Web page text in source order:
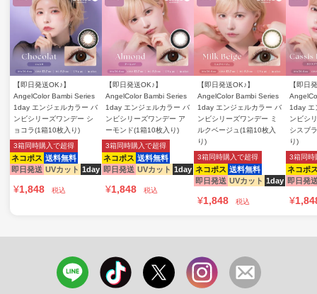
【即日発送OK♪】
AngelColor Bambi Series
1day エンジェルカラー バ
ンビシリーズワンデー シ
ョコラ(1箱10枚入り)
ネコポス 送料無料
即日発送 UVカット 1day
3箱同時購入で超得
¥1,848 税込
【即日発送OK♪】
AngelColor Bambi Series
1day エンジェルカラー バ
ンビシリーズワンデー ア
ーモンド(1箱10枚入り)
ネコポス 送料無料
即日発送 UVカット 1day
3箱同時購入で超得
¥1,848 税込
【即日発送OK♪】
AngelColor Bambi Series
1day エンジェルカラー バ
ンビシリーズワンデー ミ
ルクベージュ(1箱10枚入
り)
ネコポス 送料無料
即日発送 UVカット 1day
3箱同時購入で超得
¥1,848 税込
【即日
1day エ
ンビシ
シスブ
り)
ネコポ
即日発
3箱同時
¥